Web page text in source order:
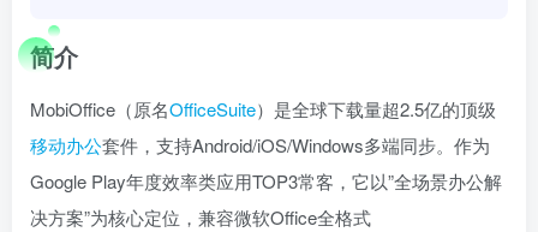
简介
MobiOffice（原名OfficeSuite）是全球下载量超2.5亿的顶级
移动办公套件，支持Android/iOS/Windows多端同步。作为
Google Play年度效率类应用TOP3常客，它以”全场景办公解
决方案”为核心定位，兼容微软Office全格式